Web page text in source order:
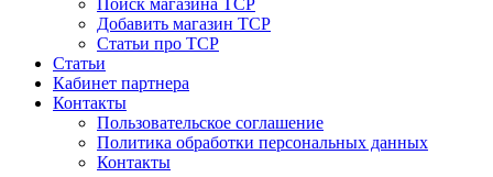
Поиск магазина ТСР
Добавить магазин ТСР
Статьи про ТСР
Статьи
Кабинет партнера
Контакты
Пользовательское соглашение
Политика обработки персональных данных
Контакты